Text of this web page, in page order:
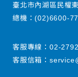
臺北市內湖區民權
總機：(02)6600-
客服專線： 02-
客服信箱：